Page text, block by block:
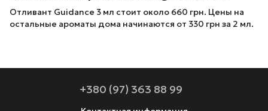
Отливант Guidance 3 мл стоит около 660 грн. Цены на
остальные ароматы дома начинаются от 330 грн за 2 мл.
+380 (97) 363 88 99